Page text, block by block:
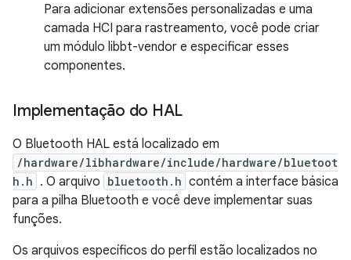
Para adicionar extensões personalizadas e uma
camada HCI para rastreamento, você pode criar
um módulo libbt-vendor e especificar esses
componentes.
Implementação do HAL
O Bluetooth HAL está localizado em
/hardware/libhardware/include/hardware/bluetoot
h.h . O arquivo bluetooth.h contém a interface básica
para a pilha Bluetooth e você deve implementar suas
funções.
Os arquivos específicos do perfil estão localizados no